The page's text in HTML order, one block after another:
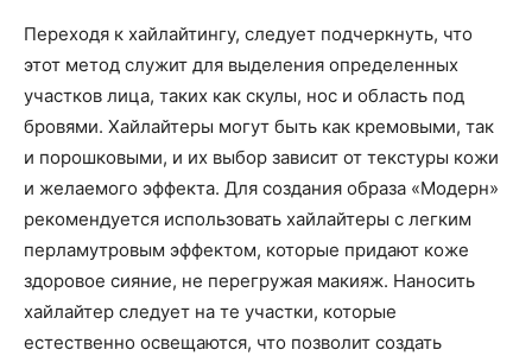
Переходя к хайлайтингу, следует подчеркнуть, что
этот метод служит для выделения определенных
участков лица, таких как скулы, нос и область под
бровями. Хайлайтеры могут быть как кремовыми, так
и порошковыми, и их выбор зависит от текстуры кожи
и желаемого эффекта. Для создания образа «Модерн»
рекомендуется использовать хайлайтеры с легким
перламутровым эффектом, которые придают коже
здоровое сияние, не перегружая макияж. Наносить
хайлайтер следует на те участки, которые
естественно освещаются, что позволит создать